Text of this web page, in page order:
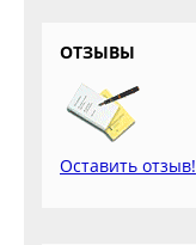
ОТЗЫВЫ
Оставить отзыв!